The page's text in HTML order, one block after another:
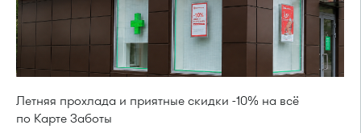
Летняя прохлада и приятные скидки -10% на всё
по Карте Заботы